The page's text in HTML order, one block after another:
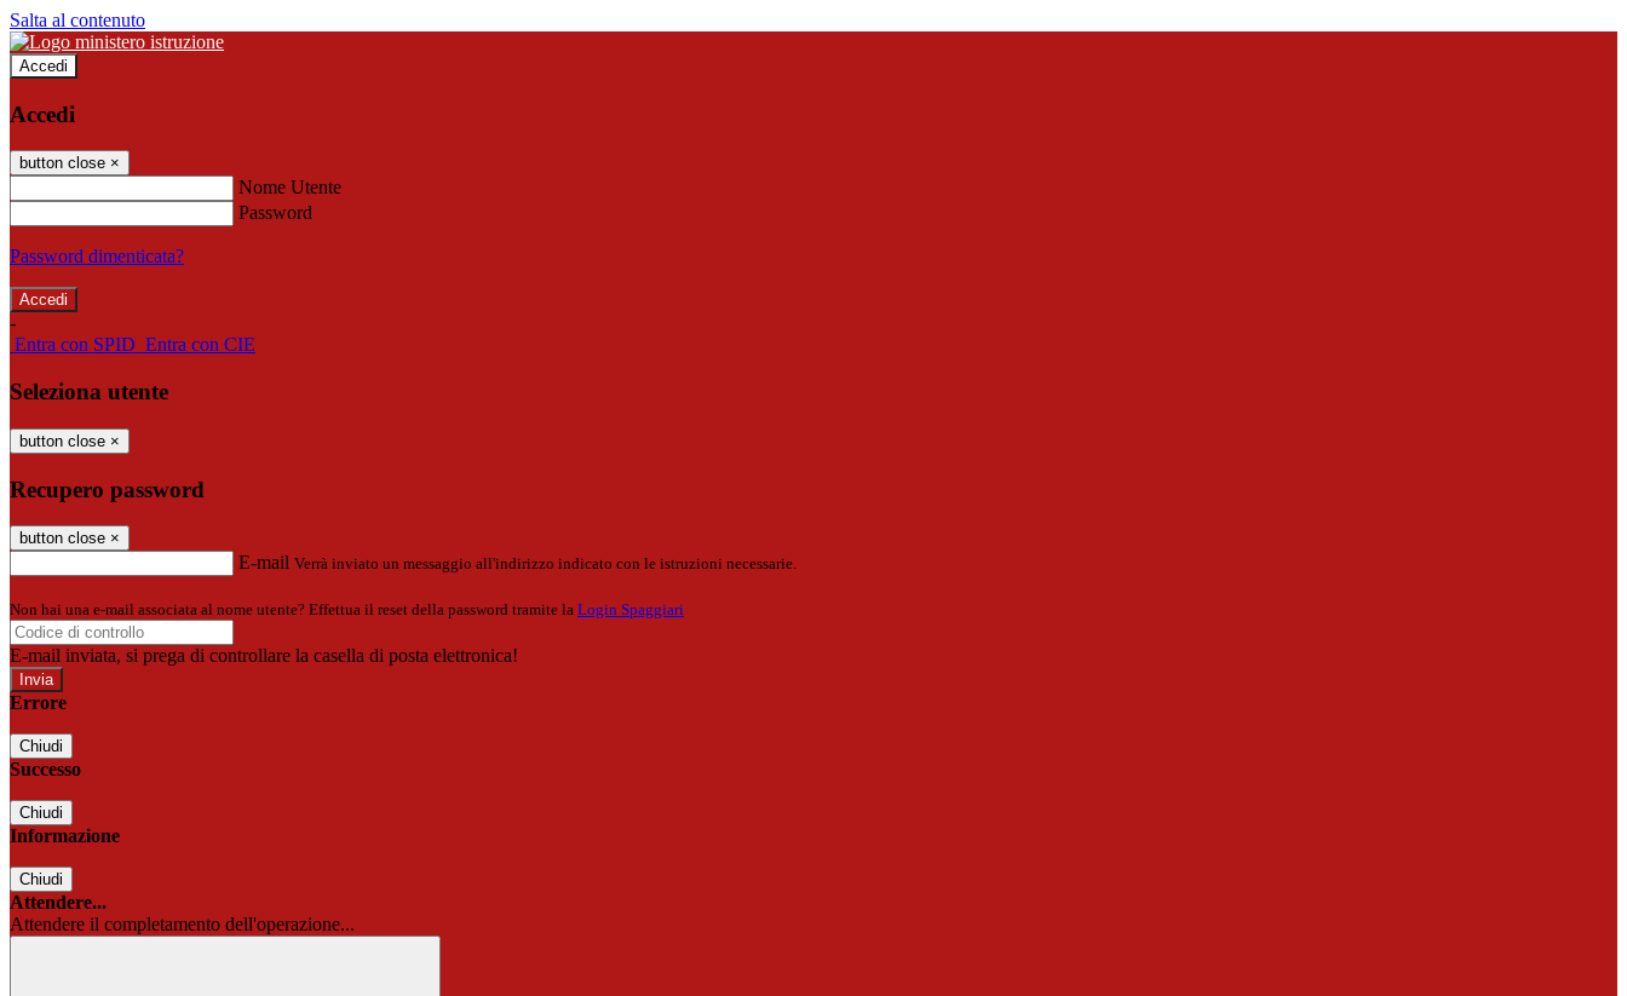
Salta al contenuto
Accedi
Accedi
button close ×
Nome Utente
Password
Password dimenticata?
-
Entra con SPID Entra con CIE
Seleziona utente
button close ×
Recupero password
button close ×
E-mail Verrà inviato un messaggio all'indirizzo indicato con le istruzioni necessarie.
Non hai una e-mail associata al nome utente? Effettua il reset della password tramite la Login Spaggiari
E-mail inviata, si prega di controllare la casella di posta elettronica!
Errore
Chiudi
Successo
Chiudi
Informazione
Chiudi
Attendere...
Attendere il completamento dell'operazione...